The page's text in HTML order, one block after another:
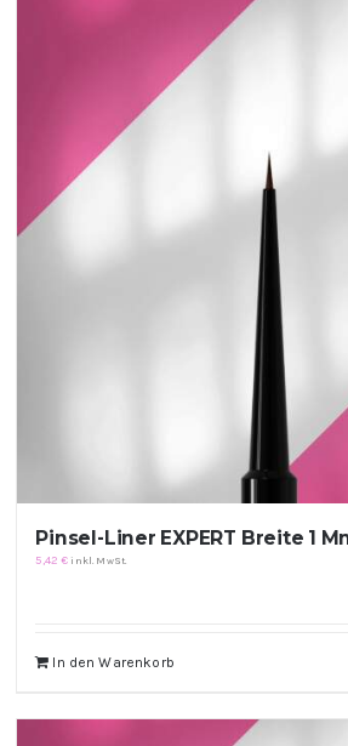
Pinsel-Liner EXPERT Breite 1
5,42€ inkl. MwSt.
In den Warenkorb